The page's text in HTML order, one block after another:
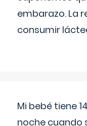
embarazo. La
consumir
Mi bebé tiene
noche cuando